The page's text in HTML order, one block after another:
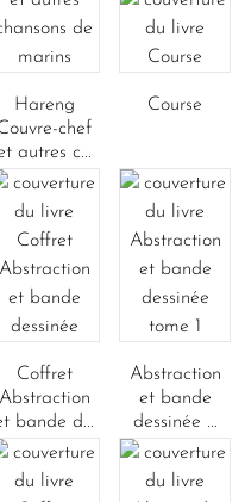
Hareng
chef
autres c...
Course
Coffret
Abstraction
bande d...
Abstraction
et bande
dessinée ...